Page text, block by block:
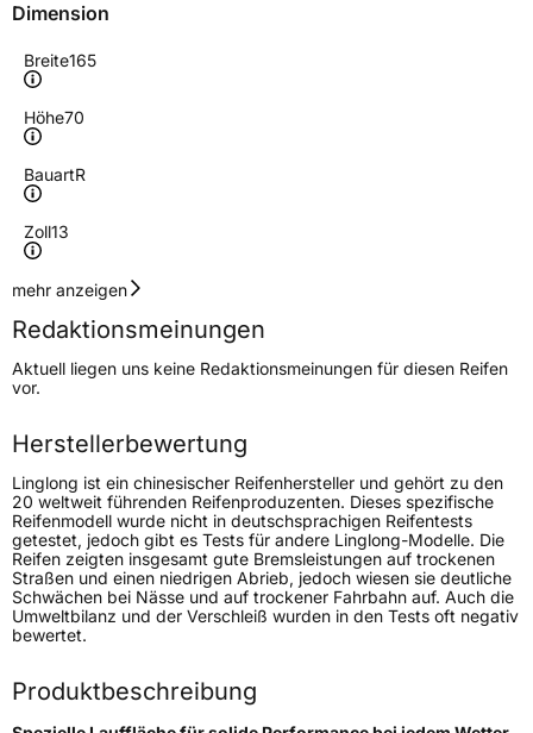
Dimension
Breite165
Höhe70
BauartR
Zoll13
Geschwindigkeitsindex
Höchstgeschwindigkeit
190 km/h
Lastindex79
Höchstlast437 kg
Generelle Merkmale
FahrzeugtypPKW
VerwendungGanzjahresreifen
ModellnameGreenmax All Season
Fahrzeugart
mehr anzeigen
Redaktionsmeinungen
Aktuell liegen uns keine Redaktionsmeinungen für diesen Reifen
vor.
Herstellerbewertung
Linglong ist ein chinesischer Reifenhersteller und gehört zu den
20 weltweit führenden Reifenproduzenten. Dieses spezifische
Reifenmodell wurde nicht in deutschsprachigen Reifentests
getestet, jedoch gibt es Tests für andere Linglong-Modelle. Die
Reifen zeigten insgesamt gute Bremsleistungen auf trockenen
Straßen und einen niedrigen Abrieb, jedoch wiesen sie deutliche
Schwächen bei Nässe und auf trockener Fahrbahn auf. Auch die
Umweltbilanz und der Verschleiß wurden in den Tests oft negativ
bewertet.
Produktbeschreibung